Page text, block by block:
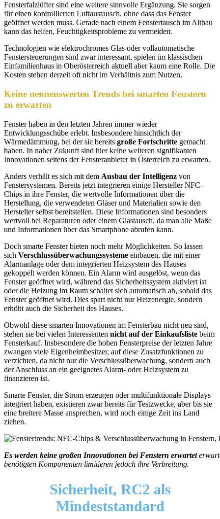
Fensterfalzlüfter sind eine weitere sinnvolle Ergänzung. Sie sorgen
für einen kontrollierten Luftaustausch, ohne dass das Fenster
geöffnet werden muss. Gerade nach einem Fenstertausch im Altbau
kann das helfen, Feuchtigkeitsprobleme zu vermeiden.
Technologien wie elektrochromes Glas oder vollautomatische
Fenstersteuerungen sind zwar interessant, spielen im klassischen
Einfamilienhaus in Oberösterreich aktuell aber kaum eine Rolle. Die
Kosten stehen derzeit oft nicht im Verhältnis zum Nutzen.
Keine nennenswerten Trends bei smarten Fenstern
zu erwarten
Fenster haben in den letzten Jahren immer wieder
Entwicklungsschübe erlebt. Insbesondere hinsichtlich der
Wärmedämmung, bei der sie bereits große Fortschritte gemacht
haben. In naher Zukunft sind hier keine weiteren signifikanten
Innovationen seitens der Fensteranbieter in Österreich zu erwarten.
Anders verhält es sich mit dem Ausbau der Intelligenz von
Fenstersystemen. Bereits jetzt integrieren einige Hersteller NFC-
Chips in ihre Fenster, die wertvolle Informationen über die
Herstellung, die verwendeten Gläser und Materialien sowie den
Hersteller selbst bereitstellen. Diese Informationen sind besonders
wertvoll bei Reparaturen oder einem Glastausch, da man alle Maße
und Informationen über das Smartphone abrufen kann.
Doch smarte Fenster bieten noch mehr Möglichkeiten. So lassen
sich Verschlussüberwachungssysteme einbauen, die mit einer
Alarmanlage oder dem integrierten Heizsystem des Hauses
gekoppelt werden können. Ein Alarm wird ausgelöst, wenn das
Fenster geöffnet wird, während das Sicherheitssystem aktiviert ist
oder die Heizung im Raum schaltet sich automatisch ab, sobald das
Fenster geöffnet wird. Dies spart nicht nur Heizenergie, sondern
erhöht auch die Sicherheit des Hauses.
Obwohl diese smarten Innovationen im Fensterbau nicht neu sind,
stehen sie bei vielen Interessenten nicht auf der Einkaufsliste beim
Fensterkauf. Insbesondere die hohen Fensterpreise der letzten Jahre
zwangen viele Eigenheimbesitzer, auf diese Zusatzfunktionen zu
verzichten, da nicht nur die Verschlussüberwachung, sondern auch
der Anschluss an ein geeignetes Alarm- oder Heizsystem zu
finanzieren ist.
Smarte Fenster, die Strom erzeugen oder multifunktionale Displays
integriert haben, existieren zwar bereits für Testzwecke, aber bis sie
eine breitere Masse ansprechen, wird noch einige Zeit ins Land
ziehen.
Es werden keine großen Innovationen bei Fenstern erwartet
benötigten Komponenten limitieren jedoch ihre Verbreitung.
Sicherheit, RC2 als
Mindeststandard